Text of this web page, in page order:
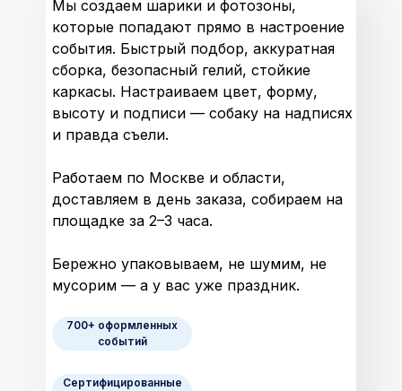
Мы создаем шарики и фотозоны,
которые попадают прямо в настроение
события. Быстрый подбор, аккуратная
сборка, безопасный гелий, стойкие
каркасы. Настраиваем цвет, форму,
высоту и подписи — собаку на надписях
и правда съели.
Работаем по Москве и области,
доставляем в день заказа, собираем на
площадке за 2–3 часа.
Бережно упаковываем, не шумим, не
мусорим — а у вас уже праздник.
Сертифицированные
700+ оформленных
событий